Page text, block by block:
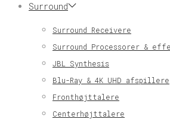
Surround
Surround Receivere
Surround Processorer &
JBL Synthesis
Blu-Ray & 4K UHD afspillere
Fronthøjttalere
Centerhøjttalere